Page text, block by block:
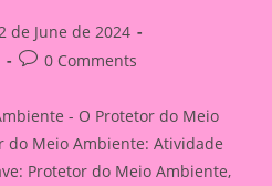
de June de 2024
Post0 Comments
- O Protetor do Meio
do Meio Ambiente: Atividade
Protetor do Meio Ambiente,